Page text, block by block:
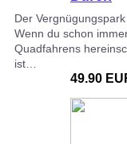
Der
Wenn du schon
Quadfahrens
ist…
49.90